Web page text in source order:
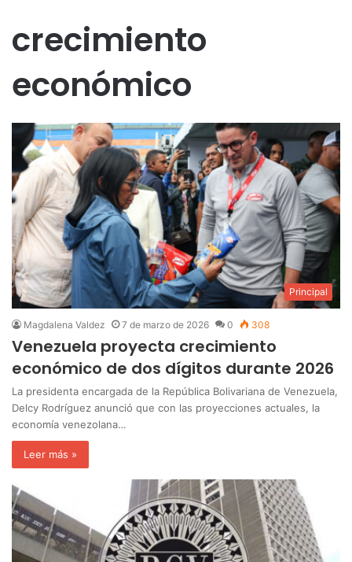
crecimiento
económico
Principal
Magdalena Valdez 7 de marzo de 2026 0 308
Venezuela proyecta crecimiento
económico de dos dígitos durante 2026
La presidenta encargada de la República Bolivariana de Venezuela,
Delcy Rodríguez anunció que con las proyecciones actuales, la
economía venezolana…
Leer más »